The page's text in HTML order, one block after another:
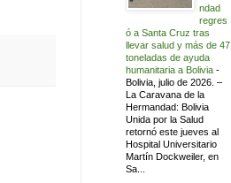
ndad
regres
ó a Santa Cruz tras
llevar salud y más de 47
toneladas de ayuda
humanitaria a Bolivia -
Bolivia, julio de 2026. –
La Caravana de la
Hermandad: Bolivia
Unida por la Salud
retornó este jueves al
Hospital Universitario
Martín Dockweiler, en
Sa...